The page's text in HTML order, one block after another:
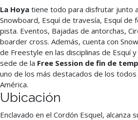
La Hoya tiene todo para disfrutar junto
Snowboard, Esquí de travesía, Esquí de
pista. Eventos, Bajadas de antorchas,
boarder cross. Además, cuenta con
de Freestyle en las disciplinas de Esquí
sede de la Free Session de fin de
uno de los más destacados de los
América.
Ubicación
Enclavado en el Cordón Esquel, alcanza